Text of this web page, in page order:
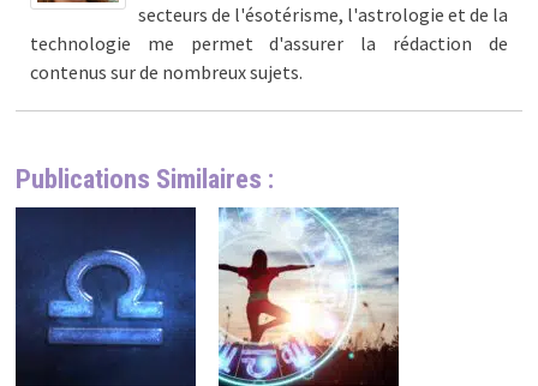
secteurs de l'ésotérisme, l'astrologie et de la
technologie me permet d'assurer la rédaction de
contenus sur de nombreux sujets.
Publications Similaires :